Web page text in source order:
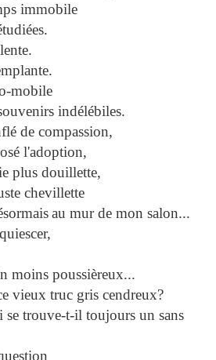
immobile
mobile
indélébiles.
de compassion,
l'adoption,
plus douillette,
chevillette
au mur de mon salon...
moins poussièreux...
vieux truc gris cendreux?
trouve-t-il toujours un sans